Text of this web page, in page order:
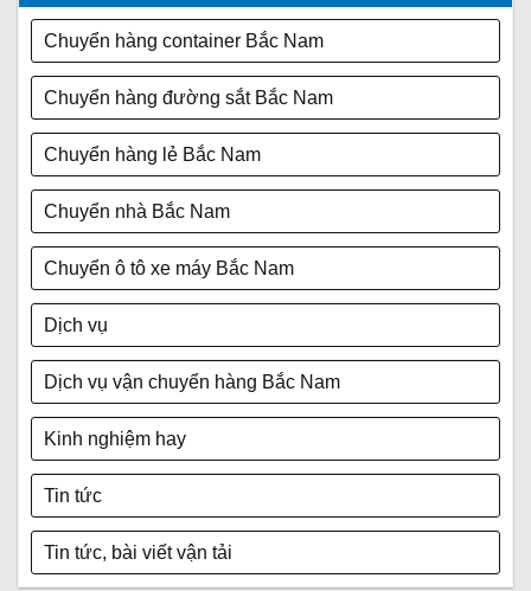
Chuyển hàng container Bắc Nam
Chuyển hàng đường sắt Bắc Nam
Chuyển hàng lẻ Bắc Nam
Chuyển nhà Bắc Nam
Chuyển ô tô xe máy Bắc Nam
Dịch vụ
Dịch vụ vận chuyển hàng Bắc Nam
Kinh nghiệm hay
Tin tức
Tin tức, bài viết vận tải